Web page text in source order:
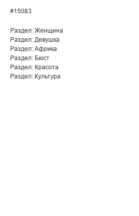
#15083
Раздел: Женщина
Раздел: Девушка
Раздел: Африка
Раздел: Бюст
Раздел: Красота
Раздел: Культура